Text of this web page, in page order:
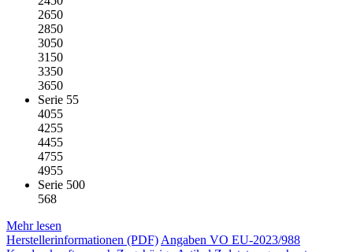
2650
2850
3050
3150
3350
3650
Serie 55
4055
4255
4455
4755
4955
Serie 500
568
Mehr lesen
Herstellerinformationen (PDF)Angaben VO EU-2023/988